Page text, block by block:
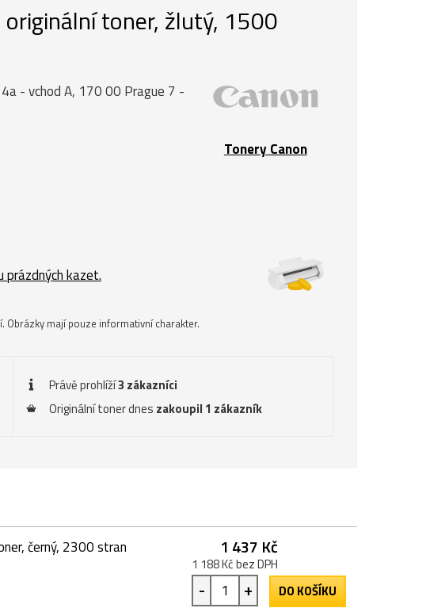
toner, žlutý, 1500
Tonery Canon
- vchod A, 170 00 Prague 7 -
prázdných kazet.
mají pouze informativní charakter.
Právě prohlíží3 zákazníci
Originální toner dnes zakoupil 1 zákazník
černý, 2300 stran 1 437 Kč
1 188 Kč bez DPH
- + DO KOŠÍKU